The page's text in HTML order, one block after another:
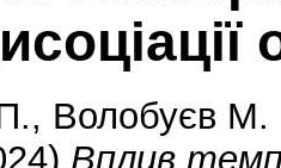
, Волобуєв
Вплив